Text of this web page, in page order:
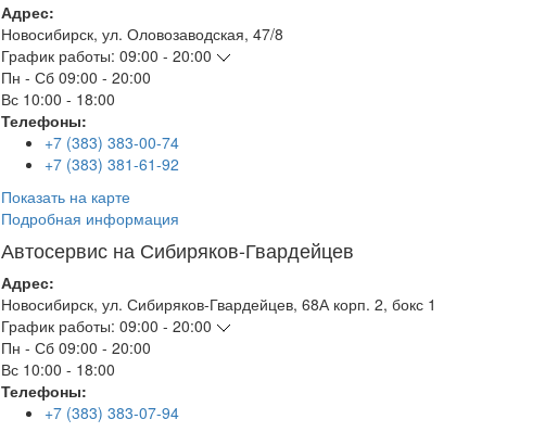
Адрес:
Новосибирск, ул. Оловозаводская, 47/8
График работы: 09:00 - 20:00
Пн - Сб 09:00 - 20:00
Вс 10:00 - 18:00
Телефоны:
+7 (383) 383-00-74
+7 (383) 381-61-92
Показать на карте
Подробная информация
Автосервис на Сибиряков-Гвардейцев
Адрес:
Новосибирск, ул. Сибиряков-Гвардейцев, 68А корп. 2, бокс 1
График работы: 09:00 - 20:00
Пн - Сб 09:00 - 20:00
Вс 10:00 - 18:00
Телефоны:
+7 (383) 383-07-94